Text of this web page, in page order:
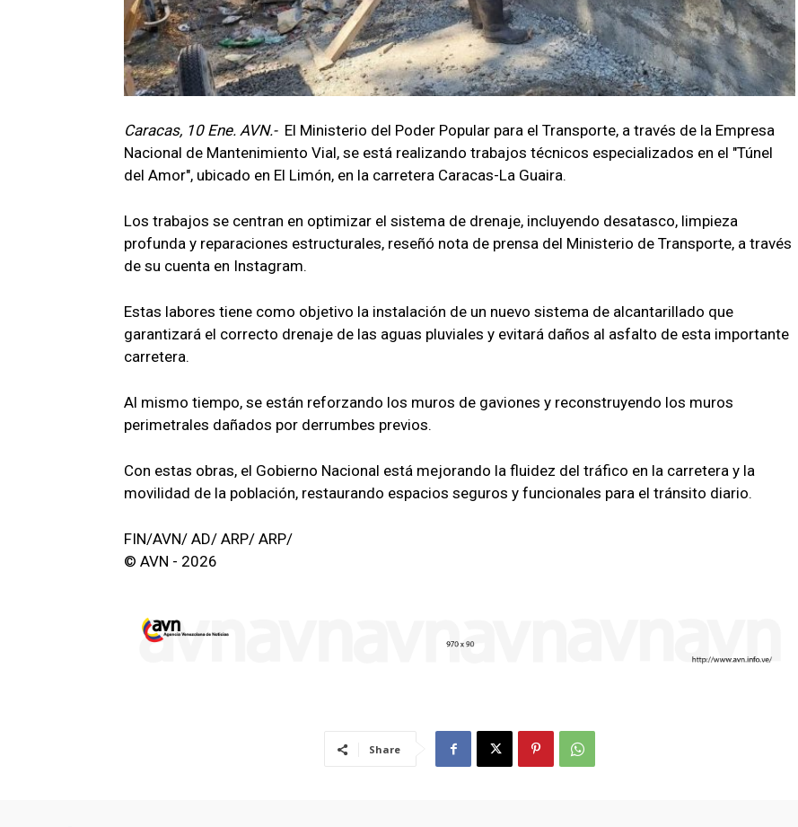
Caracas, 10 Ene. AVN.- El Ministerio del Poder Popular para el Transporte, a través de la Empresa
Nacional de Mantenimiento Vial, se está realizando trabajos técnicos especializados en el "Túnel
del Amor", ubicado en El Limón, en la carretera Caracas-La Guaira.
Los trabajos se centran en optimizar el sistema de drenaje, incluyendo desatasco, limpieza
profunda y reparaciones estructurales, reseñó nota de prensa del Ministerio de Transporte, a través
de su cuenta en Instagram.
Estas labores tiene como objetivo la instalación de un nuevo sistema de alcantarillado que
garantizará el correcto drenaje de las aguas pluviales y evitará daños al asfalto de esta importante
carretera.
Al mismo tiempo, se están reforzando los muros de gaviones y reconstruyendo los muros
perimetrales dañados por derrumbes previos.
Con estas obras, el Gobierno Nacional está mejorando la fluidez del tráfico en la carretera y la
movilidad de la población, restaurando espacios seguros y funcionales para el tránsito diario.
FIN/AVN/ AD/ ARP/ ARP/
© AVN - 2026
Share